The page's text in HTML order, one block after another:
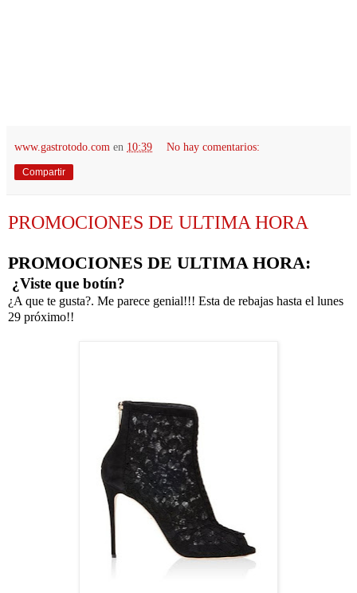
www.gastrotodo.com en 10:39 No hay comentarios:
Compartir
PROMOCIONES DE ULTIMA HORA
PROMOCIONES DE ULTIMA HORA:
¿Viste que botín?
¿A que te gusta?. Me parece genial!!! Esta de rebajas hasta el lunes
29 próximo!!